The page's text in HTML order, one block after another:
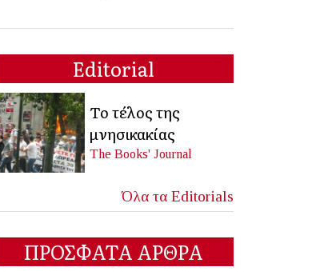
Editorial
Το τέλος της
μνησικακίας
The Books' Journal
Όλα τα Editorials
ΠΡΟΣΦΑΤΑ ΑΡΘΡΑ